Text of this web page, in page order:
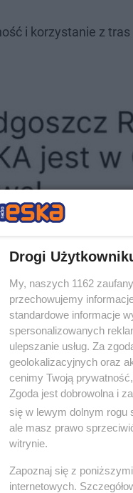
i korzystanie z
Drogi
My, naszych 1162
przechowujemy
standardowe informacje
spersonalizowanych
ulepszanie usług. Za
geolokalizacyjnych oraz
cenimy Twoją
Zgoda jest dobrowolna i
się w lewym dolnym rogu
ale masz prawo
witrynie.
Zapoznaj się z
internetowych.